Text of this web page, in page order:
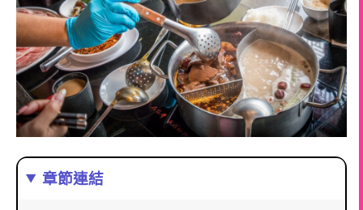
章節連結